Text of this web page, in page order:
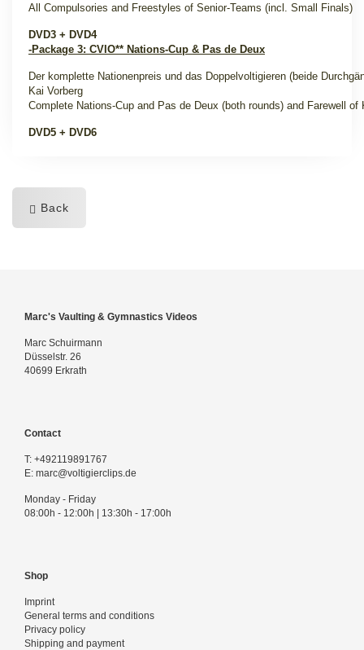
All Compulsories and Freestyles of Senior-Teams (incl. Small Finals)
DVD3 + DVD4
-Package 3: CVIO** Nations-Cup & Pas de Deux
Der komplette Nationenpreis und das Doppelvoltigieren (beide
Kai Vorberg
Complete Nations-Cup and Pas de Deux (both rounds) and Farewell of
DVD5 + DVD6
Back
Marc's Vaulting & Gymnastics Videos
Marc Schuirmann
Düsselstr. 26
40699 Erkrath
Contact
T: +492119891767
E: marc@voltigierclips.de
Monday - Friday
08:00h - 12:00h | 13:30h - 17:00h
Shop
Imprint
General terms and conditions
Privacy policy
Shipping and payment